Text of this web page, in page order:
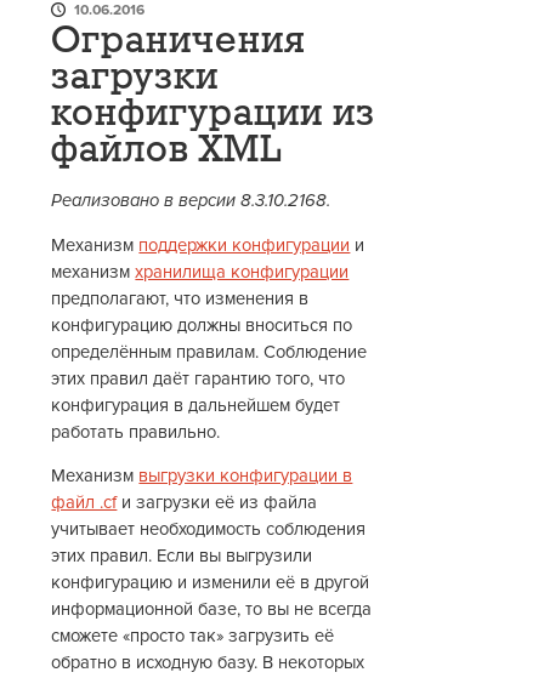
10.06.2016
Ограничения
загрузки
конфигурации из
файлов XML
Реализовано в версии 8.3.10.2168.
Механизм поддержки конфигурации и
механизмхранилища конфигурации
предполагают, что изменения в
конфигурацию должны вноситься по
определённым правилам. Соблюдение
этих правил даёт гарантию того, что
конфигурация в дальнейшем будет
работать правильно.
Механизм выгрузки конфигурации в
файл .cfи загрузки её из файла
учитывает необходимость соблюдения
этих правил. Если вы выгрузили
конфигурацию и изменили её в другой
информационной базе, то вы не всегда
сможете «просто так» загрузить её
обратно в исходную базу. В некоторых